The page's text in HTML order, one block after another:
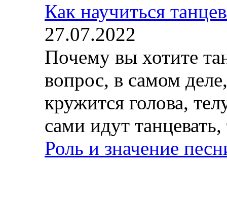
Как научиться
27.07.2022
Почему вы хотите
вопрос, в самом
кружится голова,
сами идут танцевать,
Роль и значение